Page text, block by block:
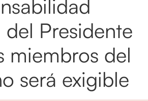
Presidente
miembros del
será exigible